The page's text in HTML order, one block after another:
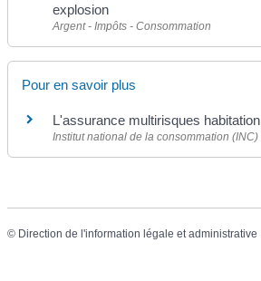
explosion
Argent - Impôts - Consommation
Pour en savoir plus
L'assurance multirisques habitation
Institut national de la consommation (INC)
© Direction de l'information légale et administrative